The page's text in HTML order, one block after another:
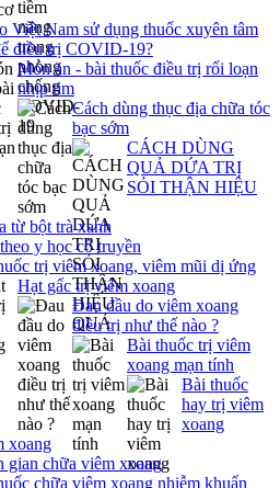
Việt Nam sử dụng thuốc xuyên tâm
điều trị COVID-19?
Món ăn - bài thuốc điều trị rối loạn
nhịp tim
Cách dùng thục địa chữa tóc
bạc sớm
CÁCH DÙNG
QUẢ DỨA TRỊ
SỎI THẬN HIỆU
từ bột trà xanh
y học cổ truyền
trị viêm xoang, viêm mũi dị ứng
Hạt gấc trị viêm xoang
Đau đầu do viêm xoang
điều trị như thế nào ?
Bài thuốc trị viêm
xoang mạn tính
Bài thuốc
hay trị viêm
xoang
xoang
gian chữa viêm xoang
chữa viêm xoang nhiễm khuẩn